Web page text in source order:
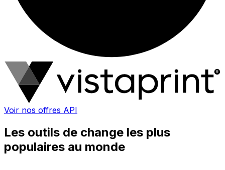
Voir nos offres API
Les outils de change les plus
populaires au monde